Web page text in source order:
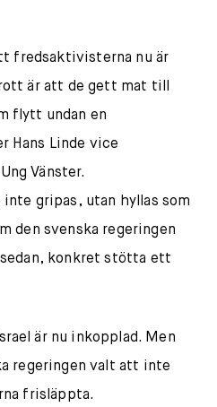
fredsaktivisterna nu är
är att de gett mat till
flytt undan en
Hans Linde vice
Vänster.
gripas, utan hyllas som
den svenska regeringen
konkret stötta ett
är nu inkopplad. Men
regeringen valt att inte
frisläppta.